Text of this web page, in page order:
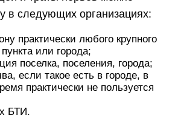
в следующих организациях:
практически любого крупного
или города;
поселка, поселения, города;
если такое есть в городе, в
практически не пользуется
БТИ.